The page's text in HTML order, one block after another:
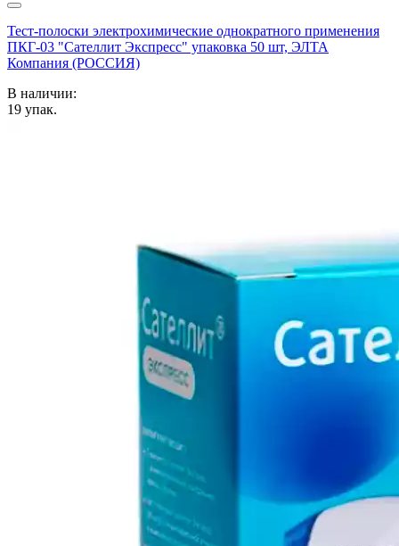
Тест-полоски электрохимические однократного применения
ПКГ-03 "Сателлит Экспресс" упаковка 50 шт, ЭЛТА
Компания (РОССИЯ)
В наличии:
19 упак.